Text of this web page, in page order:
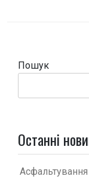
Пошук
Останні
Асфальтування